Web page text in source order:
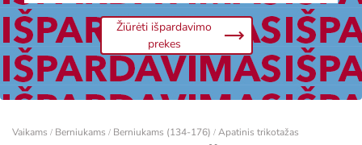
Žiūrėti išpardavimo
prekes
Vaikams / Berniukams / Berniukams (134-176) / Apatinis trikotažas